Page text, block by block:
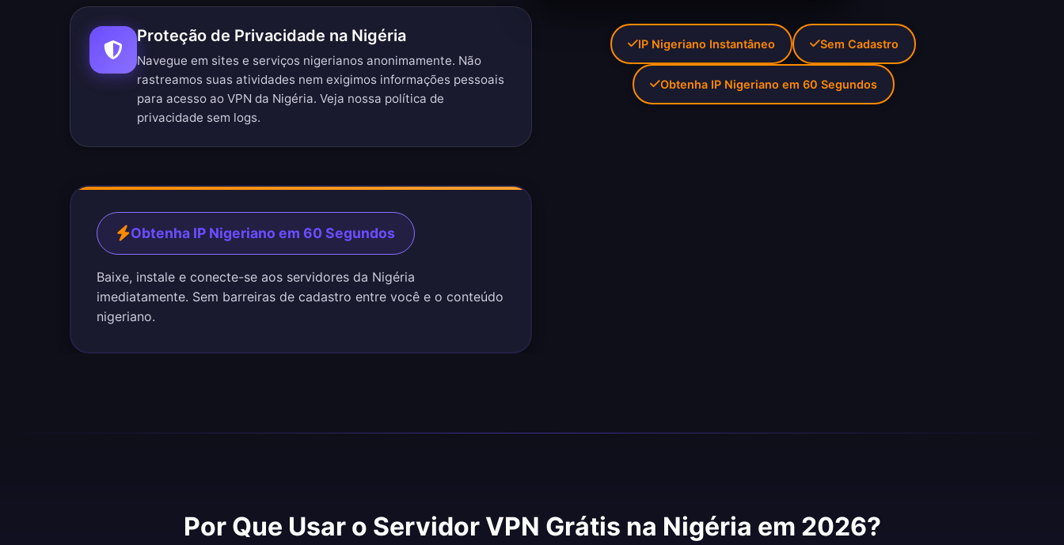
Proteção de Privacidade na Nigéria
Navegue em sites e serviços nigerianos anonimamente. Não
rastreamos suas atividades nem exigimos informações pessoais
para acesso ao VPN da Nigéria. Veja nossa política de
privacidade sem logs.
Obtenha IP Nigeriano em 60 Segundos
Baixe, instale e conecte-se aos servidores da Nigéria
imediatamente. Sem barreiras de cadastro entre você e o conteúdo
nigeriano.
IP Nigeriano Instantâneo Sem Cadastro
Obtenha IP Nigeriano em 60 Segundos
Por Que Usar o Servidor VPN Grátis na Nigéria em 2026?